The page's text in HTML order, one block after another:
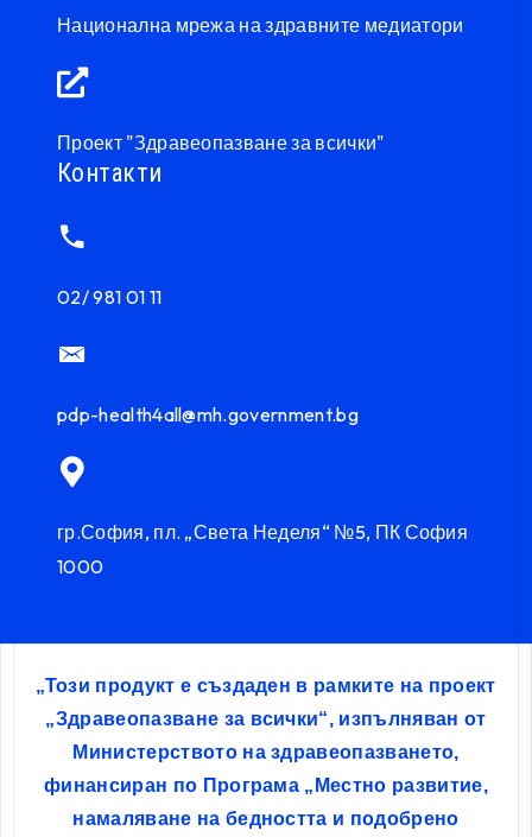
Национална мрежа на здравните медиатори
Проект "Здравеопазване за всички"
Контакти
02/ 981 01 11
pdp-health4all@mh.government.bg
гр.София, пл. „Света Неделя“ №5, ПК София
1000
„Този продукт е създаден в рамките на проект
„Здравеопазване за всички“, изпълняван от
Министерството на здравеопазването,
финансиран по Програма „Местно развитие,
намаляване на бедността и подобрено